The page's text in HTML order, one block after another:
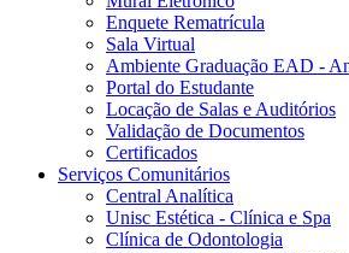
Enquete Rematrícula
Sala Virtual
Ambiente Graduação EAD -
Portal do Estudante
Locação de Salas e Auditórios
Validação de Documentos
Certificados
Serviços Comunitários
Central Analítica
Unisc Estética - Clínica e Spa
Clínica de Odontologia